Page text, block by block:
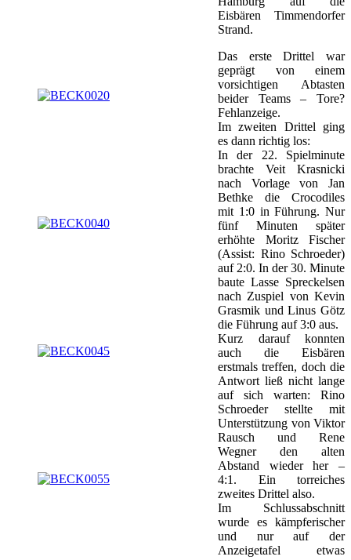
Eisbären Timmendorfer
Strand.
Das erste Drittel war
geprägt von einem
vorsichtigen Abtasten
beider Teams – Tore?
Fehlanzeige.
Im zweiten Drittel ging
es dann richtig los:
In der 22. Spielminute
brachte Veit Krasnicki
nach Vorlage von Jan
Bethke die Crocodiles
mit 1:0 in Führung. Nur
fünf Minuten später
erhöhte Moritz Fischer
(Assist: Rino Schroeder)
auf 2:0. In der 30. Minute
baute Lasse Spreckelsen
nach Zuspiel von Kevin
Grasmik und Linus Götz
die Führung auf 3:0 aus.
Kurz darauf konnten
auch die Eisbären
erstmals treffen, doch die
Antwort ließ nicht lange
auf sich warten: Rino
Schroeder stellte mit
Unterstützung von Viktor
Rausch und Rene
Wegner den alten
Abstand wieder her –
4:1. Ein torreiches
zweites Drittel also.
Im Schlussabschnitt
wurde es kämpferischer
und nur auf der
Anzeigetafel etwas